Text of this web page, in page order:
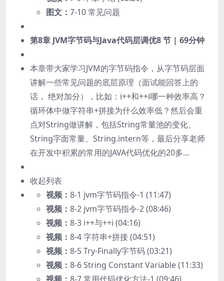
图文： 7-10 常见问题
第8章 JVM字节码与Java代码层调优8 节 | 69分钟
本章带大家学习JVM的字节码指令，从字节码层面
讲解一些常见问题的底层原理（面试能回答上的
话， 绝对加分），比如：i++和++i哪一种效率高？
循环体中做字符串+拼接为什么效率低？然后会重
点对String做讲解，包括String常量池的变化、
String字面常量、String.intern等，最后分享老师
在开发中积累的常用的JAVA代码优化的20多…
收起列表
视频： 8-1 jvm字节码指令-1 (11:47)
视频： 8-2 jvm字节码指令-2 (08:46)
视频： 8-3 i++与++i (04:16)
视频： 8-4 字符串+拼接 (04:51)
视频： 8-5 Try-Finally字节码 (03:21)
视频： 8-6 String Constant Variable (11:33)